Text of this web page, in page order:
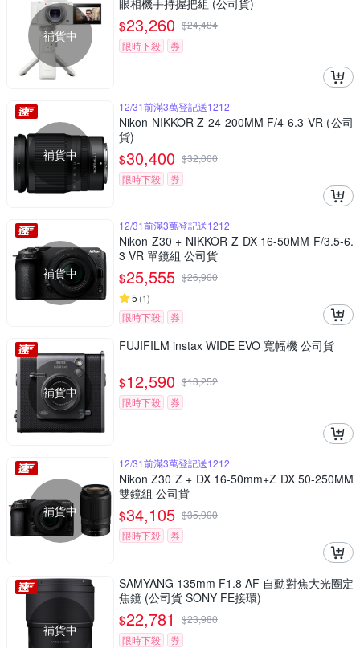
補貨中
眼相機手持握把組 (公司貨)
$23,260 $24,484
限時下殺
券
補貨中
12/31前滿3萬登記送1212
Nikon NIKKOR Z 24-200MM F/4-6.3 VR (公司
貨)
$30,400 $32,000
限時下殺
券
補貨中
12/31前滿3萬登記送1212
Nikon Z30 + NIKKOR Z DX 16-50MM F/3.5-6.
3 VR 單鏡組 公司貨
$25,555 $26,900
5 (1)
限時下殺 券
補貨中
FUJIFILM instax WIDE EVO 寬幅機 公司貨
$12,590 $13,252
限時下殺
券
補貨中
12/31前滿3萬登記送1212
Nikon Z30 Z + DX 16-50mm+Z DX 50-250MM
雙鏡組 公司貨
$34,105 $35,900
限時下殺
券
補貨中
SAMYANG 135mm F1.8 AF 自動對焦大光圈定
焦鏡 (公司貨 SONY FE接環)
$22,781 $23,980
限時下殺
券